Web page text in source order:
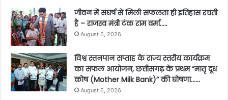
जीवन में संघर्ष से मिली सफलता ही इतिहास रचती
है – राजस्व मंत्री टंक राम वर्मा…..
August 6, 2026
विश्व स्तनपान सप्ताह के राज्य स्तरीय कार्यक्रम
का सफल आयोजन, छत्तीसगढ़ के प्रथम “मातृ दूध
कोष (Mother Milk Bank)” की घोषणा……
August 6, 2026